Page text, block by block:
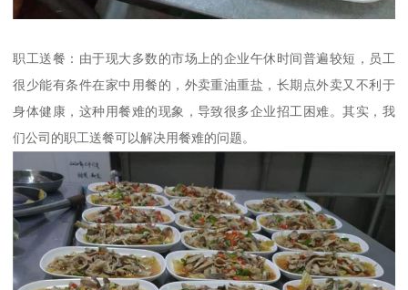
职工送餐：由于现大多数的市场上的企业午休时间普遍较短，员工
很少能有条件在家中用餐的，外卖重油重盐，长期点外卖又不利于
身体健康，这种用餐难的现象，导致很多企业招工困难。其实，我
们公司的职工送餐可以解决用餐难的问题。